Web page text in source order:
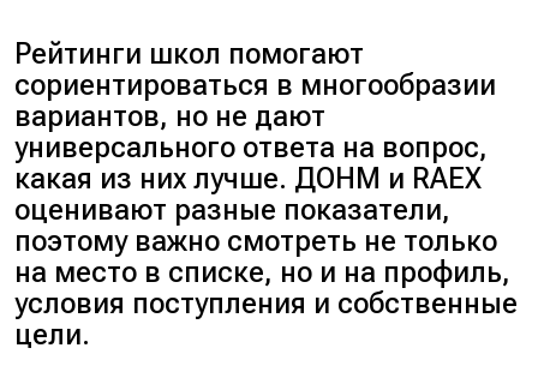
Рейтинги школ помогают
сориентироваться в многообразии
вариантов, но не дают
универсального ответа на вопрос,
какая из них лучше. ДОНМ и RAEX
оценивают разные показатели,
поэтому важно смотреть не только
на место в списке, но и на профиль,
условия поступления и собственные
цели.